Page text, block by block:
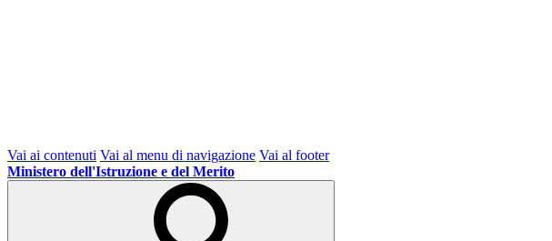
Vai ai contenuti Vai al menu di navigazione Vai al footer
Ministero dell'Istruzione e del Merito